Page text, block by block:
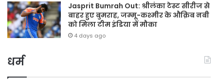
Jasprit Bumrah Out: श्रीलंका टेस्ट सीरीज से
बाहर हुए बुमराह, जम्मू-कश्मीर के औक़िब नबी
को मिला टीम इंडिया में मौका
4 days ago
धर्म